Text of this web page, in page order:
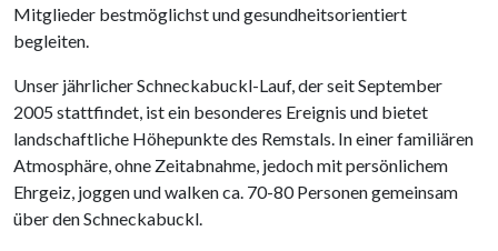
Mitglieder bestmöglichst und gesundheitsorientiert
begleiten.
Unser jährlicher Schneckabuckl-Lauf, der seit September
2005 stattfindet, ist ein besonderes Ereignis und bietet
landschaftliche Höhepunkte des Remstals. In einer familiären
Atmosphäre, ohne Zeitabnahme, jedoch mit persönlichem
Ehrgeiz, joggen und walken ca. 70-80 Personen gemeinsam
über den Schneckabuckl.